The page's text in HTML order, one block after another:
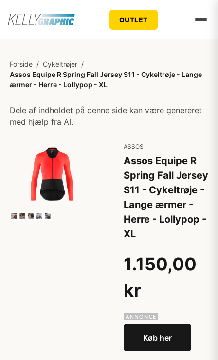
OUTLET
Forside / Cykeltrøjer /
Assos Equipe R Spring Fall Jersey S11 - Cykeltrøje - Lange
ærmer - Herre - Lollypop - XL
Dele af indholdet på denne side kan være genereret
med hjælp fra AI.
ASSOS
Assos Equipe R
Spring Fall Jersey
S11 - Cykeltrøje -
Lange ærmer -
Herre - Lollypop -
XL
1.150,00
kr
Køb her